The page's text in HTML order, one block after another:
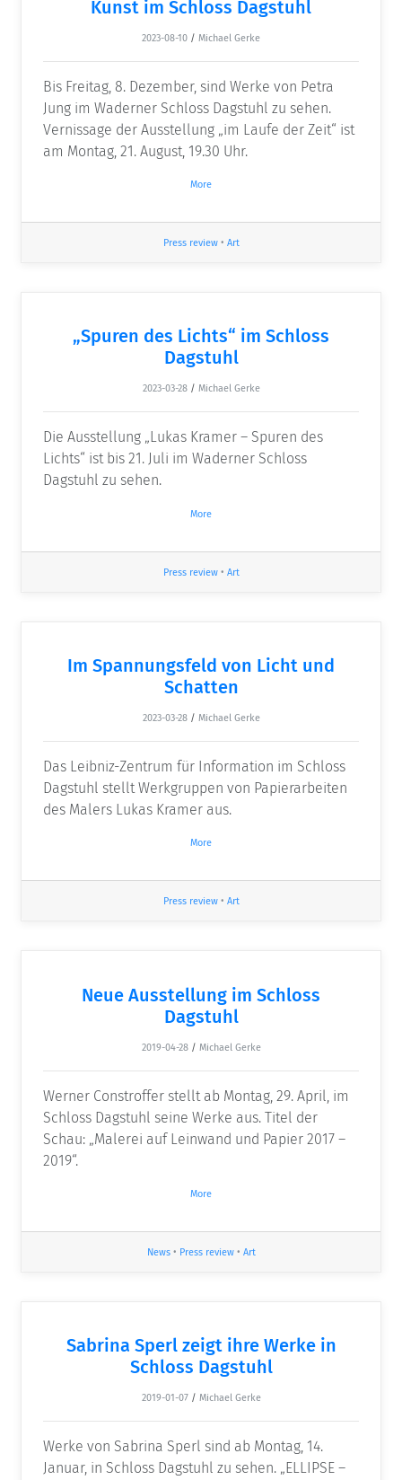
Kunst im Schloss Dagstuhl
2023-08-10 / Michael Gerke
Bis Freitag, 8. Dezember, sind Werke von Petra
Jung im Waderner Schloss Dagstuhl zu sehen.
Vernissage der Ausstellung „im Laufe der Zeit“ ist
am Montag, 21. August, 19.30 Uhr.
More
Press review• Art
„Spuren des Lichts“ im Schloss
Dagstuhl
2023-03-28 / Michael Gerke
Die Ausstellung „Lukas Kramer – Spuren des
Lichts“ ist bis 21. Juli im Waderner Schloss
Dagstuhl zu sehen.
More
Press review• Art
Im Spannungsfeld von Licht und
Schatten
2023-03-28 / Michael Gerke
Das Leibniz-Zentrum für Information im Schloss
Dagstuhl stellt Werkgruppen von Papierarbeiten
des Malers Lukas Kramer aus.
More
Press review• Art
Neue Ausstellung im Schloss
Dagstuhl
2019-04-28 / Michael Gerke
Werner Constroffer stellt ab Montag, 29. April, im
Schloss Dagstuhl seine Werke aus. Titel der
Schau: „Malerei auf Leinwand und Papier 2017 –
2019“.
More
News• Press review• Art
Sabrina Sperl zeigt ihre Werke in
Schloss Dagstuhl
2019-01-07 / Michael Gerke
Werke von Sabrina Sperl sind ab Montag, 14.
Januar, in Schloss Dagstuhl zu sehen. „ELLIPSE –